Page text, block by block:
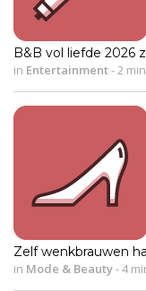
B&B vol liefde 2026
in Entertainment-2
Zelf wenkbrauwen
in Mode & Beauty-4